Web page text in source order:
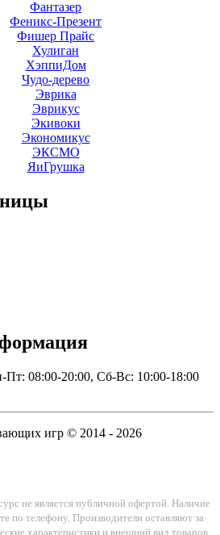
Фантазер
Феникс-Презент
Фишер Прайс
Хулиган
ХэппиДом
Чудо-дерево
Эврика
Эврикус
Экивоки
Экономикус
ЭКСМО
ЯиГрушка
Пт: 08:00-20:00, Сб-Вс: 10:00-18:00
игр © 2014 - 2026
не является публичной офертой. Наличие
по телефону. Производители оставляют за
характеристики и внешний вид товаров